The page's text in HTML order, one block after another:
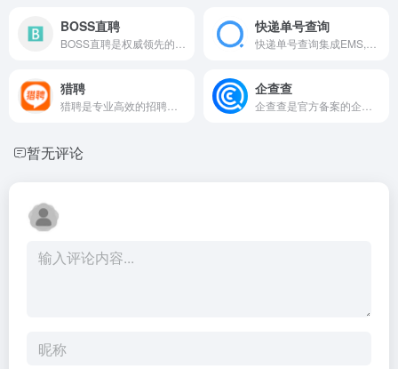
BOSS直聘 快递单号查询
猎聘 企查查
暂无评论